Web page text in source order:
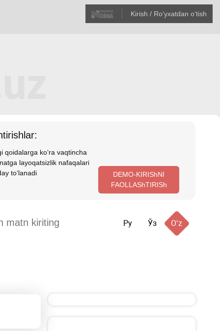
Kirish / Roʻyхatdan oʻtish
qoidalarga koʻra vaqtincha
layoqatsizlik nafaqalari
toʻlanadi
DEMO-KIRIShNI
FAOLLAShTIRISh
Ру Ўз Oʻz